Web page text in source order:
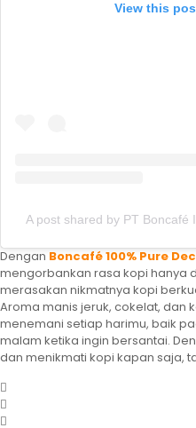
View this
A post shared by PT Boncafé
Dengan Boncafé 100% Pure
mengorbankan rasa kopi hanya
merasakan nikmatnya kopi
Aroma manis jeruk, cokelat, dan
menemani setiap harimu, baik
malam ketika ingin bersantai.
dan menikmati kopi kapan saja,